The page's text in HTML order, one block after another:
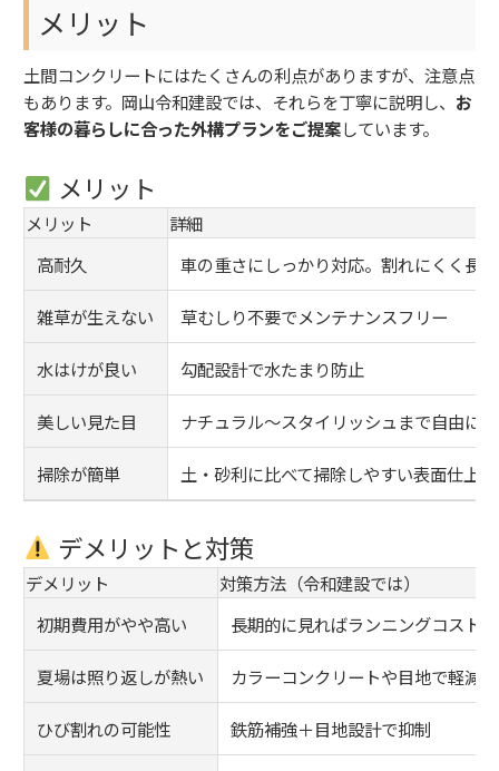
メリット
土間コンクリートにはたくさんの利点がありますが、注意点
もあります。岡山令和建設では、それらを丁寧に説明し、 お
客様の暮らしに合った外構プランをご提案しています。
メリット
メリット
詳細
高耐久
車の重さにしっかり対応。割れにくく長
雑草が生えない 草むしり不要でメンテナンスフリー
水はけが良い 勾配設計で水たまり防止
美しい見た目 ナチュラル〜スタイリッシュまで自由に
掃除が簡単 土・砂利に比べて掃除しやすい表面仕上げ
デメリットと対策
デメリット
対策方法（令和建設では）
初期費用がやや高い
長期的に見ればランニングコスト
夏場は照り返しが熱い カラーコンクリートや目地で軽減
ひび割れの可能性 鉄筋補強＋目地設計で抑制